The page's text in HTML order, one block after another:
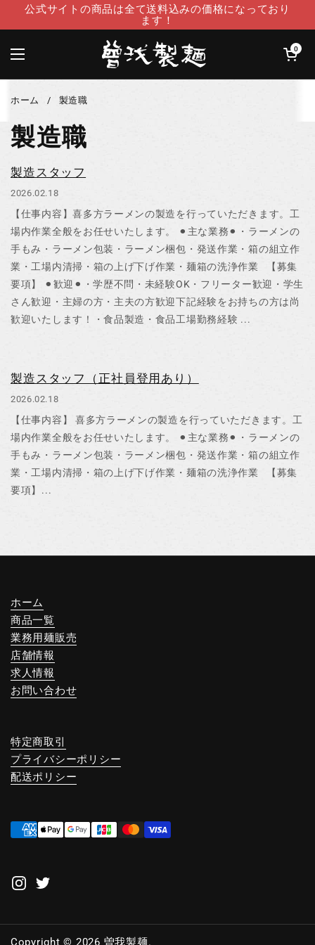
コンテンツへスキップ
公式サイトの商品は全て送料込みの価格になっており
ます！
メニューを開く
カートを開
0
ホーム / 製造職
製造職
製造スタッフ
2026.02.18
【仕事内容】喜多方ラーメンの製造を行っていただきます。工
場内作業全般をお任せいたします。 ⚫︎主な業務⚫︎・ラーメンの
手もみ・ラーメン包装・ラーメン梱包・発送作業・箱の組立作
業・工場内清掃・箱の上げ下げ作業・麺箱の洗浄作業 【募集
要項】 ⚫︎歓迎⚫︎・学歴不問・未経験OK・フリーター歓迎・学生
さん歓迎・主婦の方・主夫の方歓迎下記経験をお持ちの方は尚
歓迎いたします！・食品製造・食品工場勤務経験 ...
製造スタッフ（正社員登用あり）
2026.02.18
【仕事内容】 喜多方ラーメンの製造を行っていただきます。工
場内作業全般をお任せいたします。 ⚫︎主な業務⚫︎・ラーメンの
手もみ・ラーメン包装・ラーメン梱包・発送作業・箱の組立作
業・工場内清掃・箱の上げ下げ作業・麺箱の洗浄作業 【募集
要項】...
ホーム
商品一覧
業務用麺販売
店舗情報
求人情報
お問い合わせ
特定商取引
プライバシーポリシー
配送ポリシー
Instagram
Twitter
Copyright © 2026 曽我製麺.